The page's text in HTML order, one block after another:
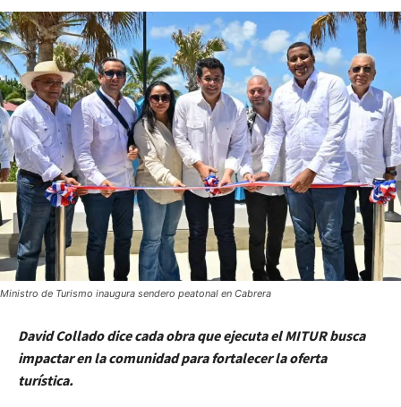
Ministro de Turismo inaugura sendero peatonal en Cabrera
David Collado dice cada obra que ejecuta el MITUR busca
impactar en la comunidad para fortalecer la oferta
turística.